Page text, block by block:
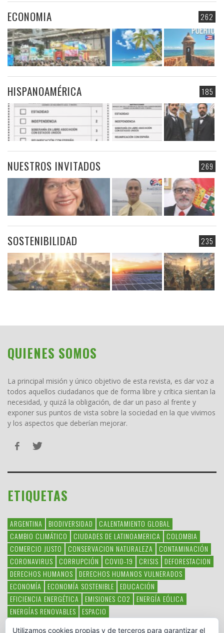
262
ECONOMIA
185
HISPANOAMÉRICA
269
NUESTROS INVITADOS
235
SOSTENIBILIDAD
QUIENES SOMOS
La principal misión y único objetivo de esta revista, es dar voz a
todos aquellos ciudadanos que de forma libre y crítica sientan la
necesidad, y quizá la obligación, de dar un paso al frente y
exponer sus puntos de vista sobre la sociedad en la que vivimos
y los aspectos que deberían mejorar.
ETIQUETAS
ARGENTINA BIODIVERSIDAD
CALENTAMIENTO GLOBAL
CAMBIO CLIMÁTICO
CIUDADES DE LATINOAMERICA
COLOMBIA
COMERCIO JUSTO
CONSERVACION NATURALEZA
CONTAMINACIÓN
CORONAVIRUS
CORRUPCIÓN COVID-19 CRISIS
DEFORESTACION
DERECHOS HUMANOS
DERECHOS HUMANOS VULNERADOS
ECONOMÍA
ECONOMÍA SOSTENIBLE
EDUCACIÓN
EFICIENCIA ENERGÉTICA
EMISIONES CO2
ENERGÍA EÓLICA
ENERGÍAS RENOVABLES
ESPACIO
Utilizamos cookies propias y de terceros para garantizar el